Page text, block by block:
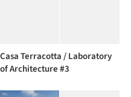
Casa Terracotta / Laboratory
of Architecture #3